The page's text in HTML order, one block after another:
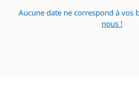
Aucune date ne correspond à vos
nous !